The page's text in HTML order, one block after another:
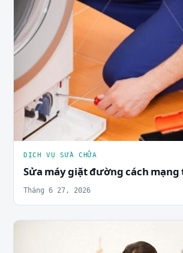
DỊCH VỤ SỬA CHỮA
Sửa máy giặt đường cách mạng
Tháng 6 27, 2026